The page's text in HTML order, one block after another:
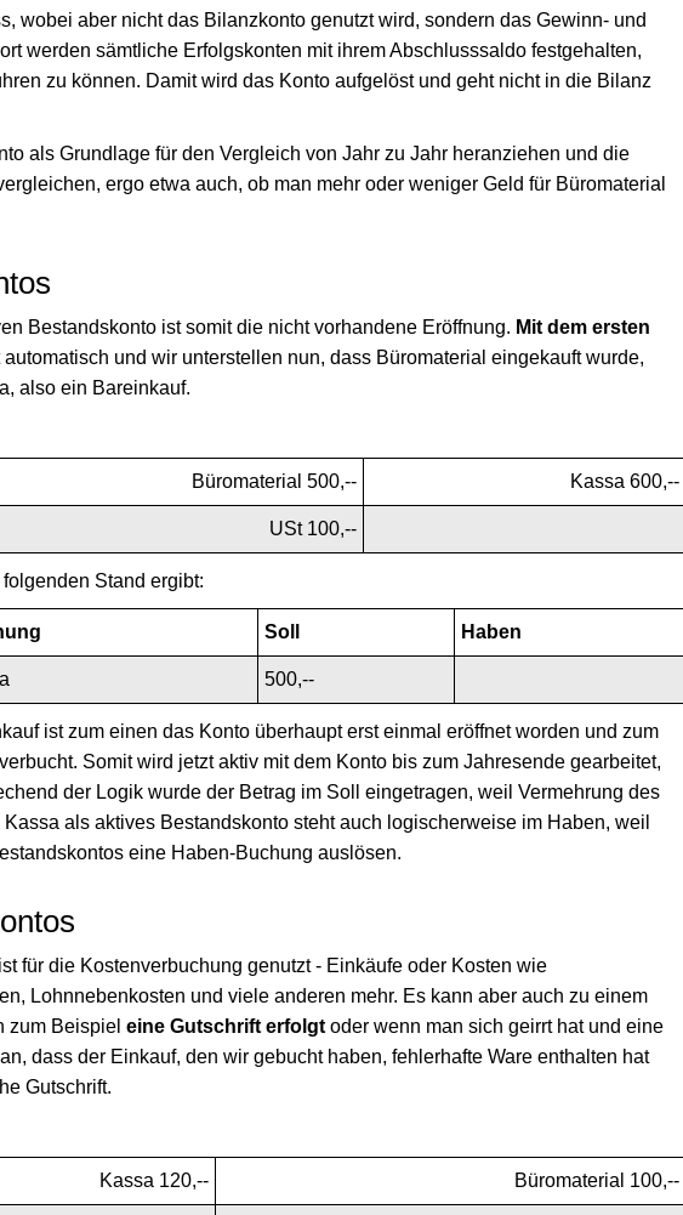
wobei aber nicht das Bilanzkonto genutzt wird, sondern das Gewinn- und
werden sämtliche Erfolgskonten mit ihrem Abschlusssaldo festgehalten,
zu können. Damit wird das Konto aufgelöst und geht nicht in die Bilanz
als Grundlage für den Vergleich von Jahr zu Jahr heranziehen und die
ergo etwa auch, ob man mehr oder weniger Geld für Büromaterial
Bestandskonto ist somit die nicht vorhandene Eröffnung. Mit dem ersten
und wir unterstellen nun, dass Büromaterial eingekauft wurde,
also ein Bareinkauf.
Büromaterial 500,-- Kassa 600,--
USt 100,--
Stand ergibt:
Soll Haben
500,--
ist zum einen das Konto überhaupt erst einmal eröffnet worden und zum
Somit wird jetzt aktiv mit dem Konto bis zum Jahresende gearbeitet,
der Logik wurde der Betrag im Soll eingetragen, weil Vermehrung des
als aktives Bestandskonto steht auch logischerweise im Haben, weil
eine Haben-Buchung auslösen.
für die Kostenverbuchung genutzt - Einkäufe oder Kosten wie
Lohnnebenkosten und viele anderen mehr. Es kann aber auch zu einem
zum Beispiel eine Gutschrift erfolgt oder wenn man sich geirrt hat und eine
dass der Einkauf, den wir gebucht haben, fehlerhafte Ware enthalten hat
Gutschrift.
Kassa 120,-- Büromaterial 100,--